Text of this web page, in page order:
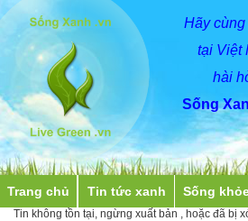
Hãycùng
tại Việt
hài
Sống
Trang chủ Tin tức xanh Sống
Tin không tồn tại, ngừng xuất bản , hoặc đã bị